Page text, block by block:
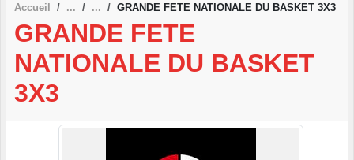
Accueil GRANDE FETE NATIONALE DU BASKET 3X3
GRANDE FETE
NATIONALE DU BASKET
3X3